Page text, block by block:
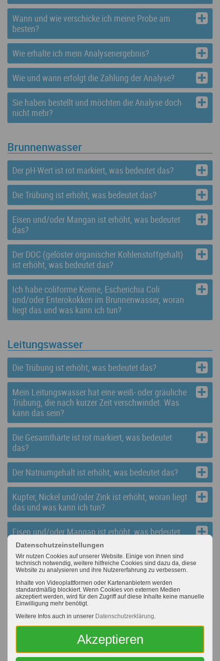
Infos
Häufig gestellte Fragen
Analysenfinder
Wann und wie verschicke ich meine Probe am
besten?
Wie erhalte ich mein Analysenergebnis?
Wie und wann erfolgt die Zahlung der Analyse?
Sie haben bestellt und möchten die Analyse doch
nicht mehr?
Brunnenwasser
Der pH-Wert ist rot markiert, was bedeutet das?
Die Trübung ist erhöht, was bedeutet das?
Eisen und/oder Mangan ist erhöht, was bedeutet
das?
Der DOC (gelöster organischer Kohlenstoffgehalt)
ist erhöht, was bedeutet das?
Ich habe coliforme Keime, Escherichia Coli
und/oder Enterokokken im Brunnenwasser, woran
liegt das und was kann ich tun?
Leitungswasser
Die Trübung ist erhöht, was bedeutet das?
Mein Leitungswasser hat eine weiß- oder gräuliche
Trübung, die nach kurzer Zeit verschwindet. Was
kann das sein?
Die Gesamthärte ist rot markiert, was bedeutet
das?
Der Natriumgehalt ist erhöht, was bedeutet das?
Kupfer, Nickel und/oder Zink ist erhöht, woran liegt
das und was kann ich tun?
Eisen und/oder Mangan ist erhöht, was bedeutet
das?
Die Koloniezahl ist erhöht, woran liegt das und
was kann ich tun?
Es wurde eine Legionellen-Belastung festgestellt,
was muss ich tun?
Werden beim Raiffeisen-Laborservice auch
Medikamentenrückstände in Wasser untersucht?
Datenschutzeinstellungen
Wir nutzen Cookies auf unserer Website. Einige von ihnen sind
technisch notwendig, weitere hilfreiche Cookies sind dazu da, diese
Website zu analysieren und ihre Nutzererfahrung zu verbessern.
Inhalte von Videoplattformen oder Kartenanbietern werden
standardmäßig blockiert. Wenn Cookies von externen Medien
akzeptiert werden, wird für den Zugriff auf diese Inhalte keine manuelle
Einwilligung mehr benötigt.
Weitere Infos auch in unserer Datenschutzerklärung.
Akzeptieren